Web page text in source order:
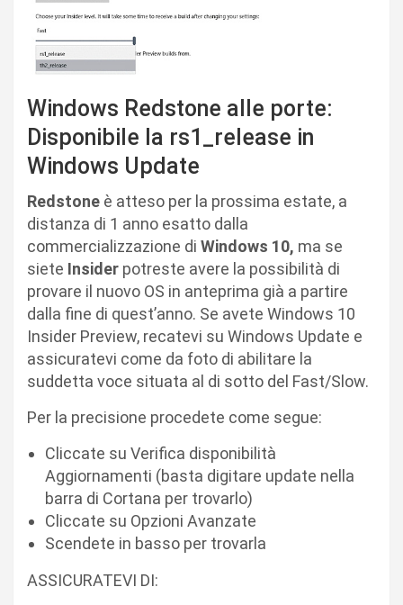
Windows Redstone alle porte:
Disponibile la rs1_release in
Windows Update
Redstone è atteso per la prossima estate, a
distanza di 1 anno esatto dalla
commercializzazione di Windows 10, ma se
siete Insider potreste avere la possibilità di
provare il nuovo OS in anteprima già a partire
dalla fine di quest’anno. Se avete Windows 10
Insider Preview, recatevi su Windows Update e
assicuratevi come da foto di abilitare la
suddetta voce situata al di sotto del Fast/Slow.
Per la precisione procedete come segue:
Cliccate su Verifica disponibilità
Aggiornamenti (basta digitare update nella
barra di Cortana per trovarlo)
Cliccate su Opzioni Avanzate
Scendete in basso per trovarla
ASSICURATEVI DI: